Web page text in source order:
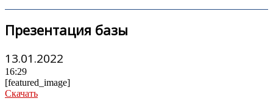
Презентация базы
13.01.2022
16:29
[featured_image]
Скачать